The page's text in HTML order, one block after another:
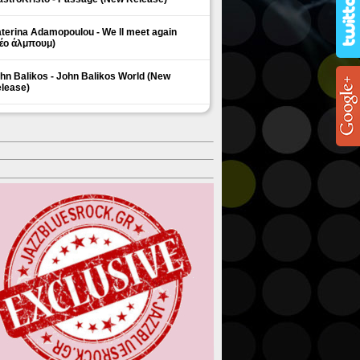
Adamopoulou - We ll meet again
άλμπουμ)
Balikos - John Balikos World (New